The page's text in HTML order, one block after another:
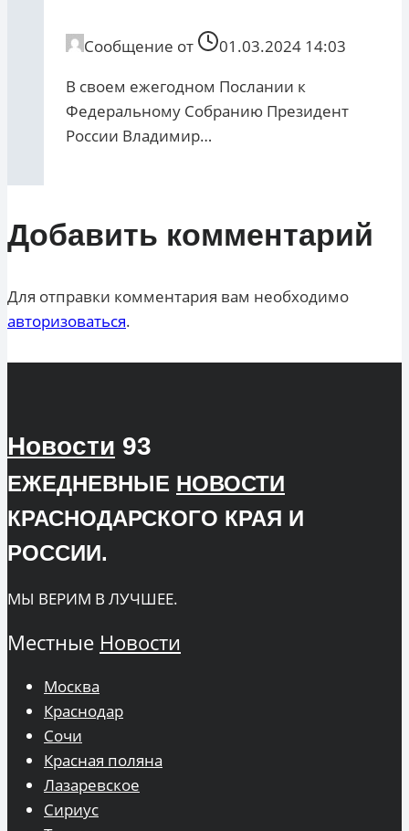
Сообщение от
01.03.2024 14:03
В своем ежегодном Послании к
Федеральному Собранию Президент
России Владимир…
Добавить комментарий
Для отправки комментария вам необходимо
авторизоваться.
Новости 93
ЕЖЕДНЕВНЫЕ НОВОСТИ
КРАСНОДАРСКОГО КРАЯ И
РОССИИ.
МЫ ВЕРИМ В ЛУЧШЕЕ.
Местные Новости
Москва
Краснодар
Сочи
Красная поляна
Лазаревское
Сириус